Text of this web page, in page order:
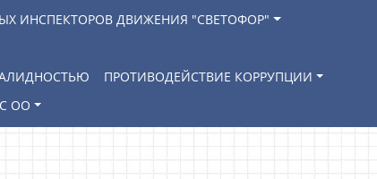
ИНСПЕКТОРОВ ДВИЖЕНИЯ "СВЕТОФОР"
ПРОТИВОДЕЙСТВИЕ КОРРУПЦИИ
ОО